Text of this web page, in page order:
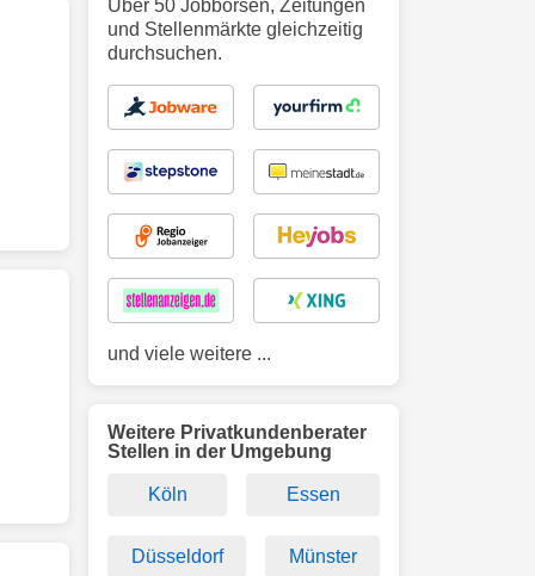
Über 50 Jobbörsen, Zeitungen
und Stellenmärkte gleichzeitig
durchsuchen.
und viele weitere ...
Weitere Privatkundenberater
Stellen in der Umgebung
Köln Essen
Düsseldorf Münster